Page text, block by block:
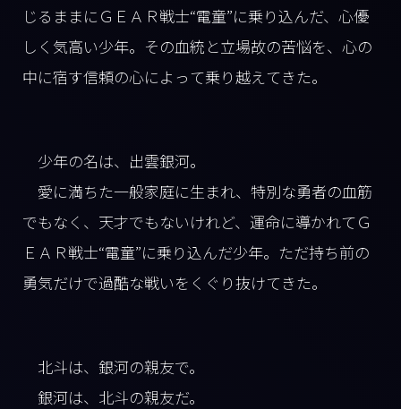
じるままにＧＥＡＲ戦士“電童”に乗り込んだ、心優
しく気高い少年。その血統と立場故の苦悩を、心の
中に宿す信頼の心によって乗り越えてきた。
少年の名は、出雲銀河。
愛に満ちた一般家庭に生まれ、特別な勇者の血筋
でもなく、天才でもないけれど、運命に導かれてＧ
ＥＡＲ戦士“電童”に乗り込んだ少年。ただ持ち前の
勇気だけで過酷な戦いをくぐり抜けてきた。
北斗は、銀河の親友で。
銀河は、北斗の親友だ。